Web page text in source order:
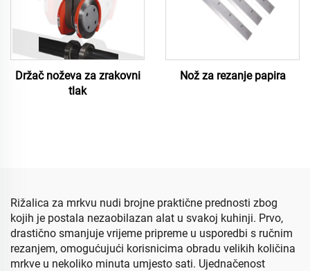
Držač noževa za zrakovni
tlak
Nož za rezanje papira
Rižalica za mrkvu nudi brojne praktične prednosti zbog
kojih je postala nezaobilazan alat u svakoj kuhinji. Prvo,
drastično smanjuje vrijeme pripreme u usporedbi s ručnim
rezanjem, omogućujući korisnicima obradu velikih količina
mrkve u nekoliko minuta umjesto sati. Ujednačenost